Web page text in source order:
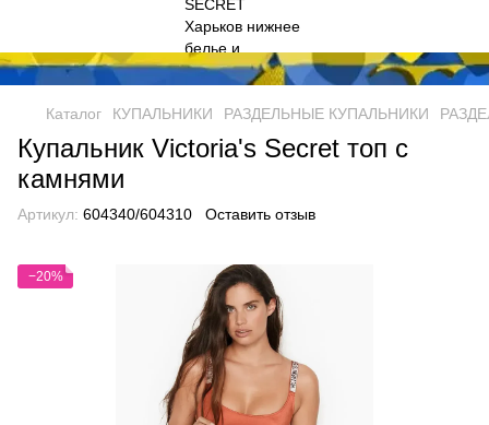
Каталог КУПАЛЬНИКИ РАЗДЕЛЬНЫЕ КУПАЛЬНИКИ
Купальник Victoria's Secret топ с
камнями
Артикул: 604340/604310 Оставить отзыв
−20%